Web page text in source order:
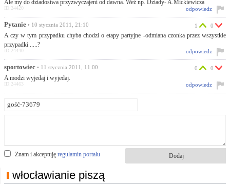
Ale my do dziadostwa przyzwyczajeni od dawna. Weź np. Dziady- A.Mickiewicza
odpowiedz
ID:24420
Pytanie • 10 stycznia 2011, 21:10
A czy w tym przypadku chyba chodzi o etapy partyjne -odmiana czonka przez wszystkie
przypadki .....?
1 0
odpowiedz
ID:24440
sportowiec • 11 stycznia 2011, 11:00
A modzi wyjedaj i wyjedaj.
0 0
odpowiedz
ID:24463
Znam i akceptuję regulamin portalu
włocławianie piszą